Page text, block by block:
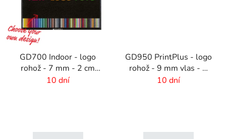
GD700 Indoor - logo
rohož - 7 mm - 2 cm
gumový okraj
10 dní
GD950 PrintPlus - logo
rohož - 9 mm vlas - 2
cm gumový okraj
10 dní